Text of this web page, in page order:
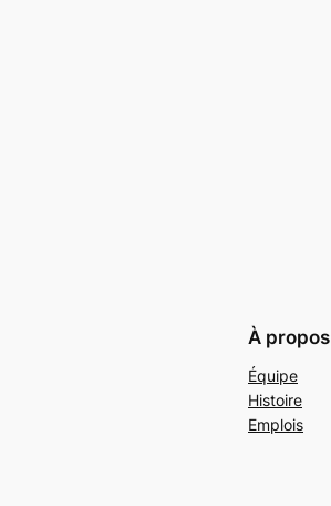
À propos
Équipe
Histoire
Emplois